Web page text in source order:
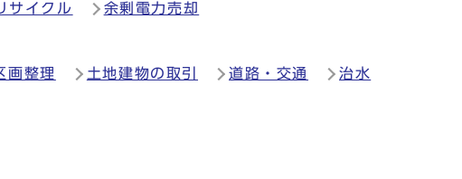
サイクル 余剰電力売却
画整理 土地建物の取引 道路・交通 治水